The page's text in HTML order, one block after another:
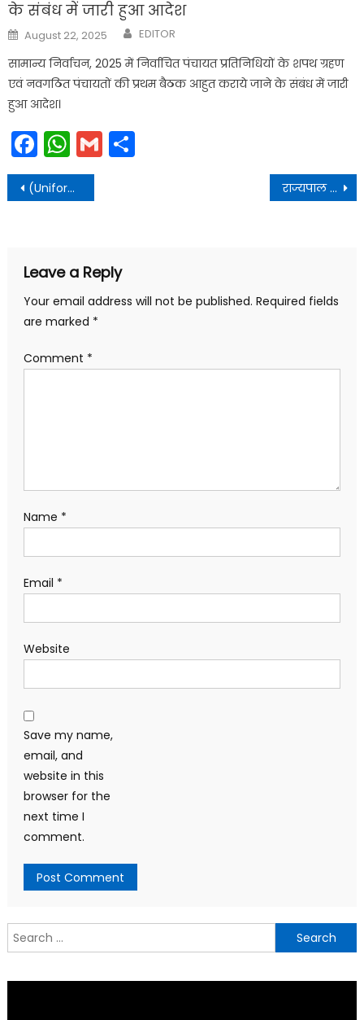
के संबंध में जारी हुआ आदेश
Posted
on
August 22, 2025 Author
EDITOR
सामान्य निर्वाचन, 2025 में निर्वाचित पंचायत प्रतिनिधियों के शपथ ग्रहण
एवं नवगठित पंचायतों की प्रथम बैठक आहुत कराये जाने के संबंध में जारी
हुआ आदेश।
Facebook
WhatsApp
Gmail
Post
navigation
(Uniform Civil Code) विषय पर एक महत्वपूर्ण कार्यशाला का आयोजन किया राज्यपाल लेफ्टिनेंट जनरल गुरमीत सिंह (से.नि) से राजभवन में मुख्य सचिव राधा रतूड़ी ने शिष्टाचार भेंट की
Leave a Reply
Your email address will not be published. Required fields
are marked *
Comment *
Name *
Email *
Website
Save my name,
email, and
website in this
browser for the
next time I
comment.
Search
for: